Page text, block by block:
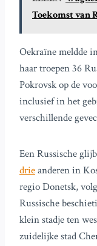
Toekomst van
Oekraïne meldde
haar troepen 36
Pokrovsk op de
inclusief in het
verschillende
Een Russische
drieanderen in
regio Donetsk,
Russische
klein stadje ten
zuidelijke stad